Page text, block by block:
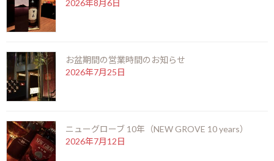
F
ac
e
b
o
o
k
X
n
e
es
se
er
o
p
n
有
カテゴリー お知らせ
前の記事
2026年8月6日
お盆期間の営業時間のお知らせ
2026年7月25日
ニューグローブ 10年（NEW GROVE 10 years）
2026年7月12日